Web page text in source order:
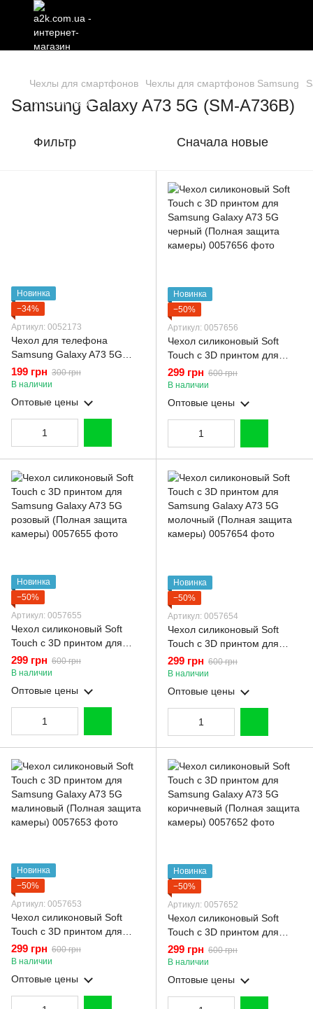
Чехлы для смартфонов Чехлы для смартфонов Samsung
Samsung Galaxy A73 5G (SM-A736B)
Фильтр Сначала новые
Новинка
−34%
Артикул: 0052173
Чехол для телефона
Samsung Galaxy A73 5G
(SM-A736B) карбоновый
противоударный с высокими
бортами черный
199 грн 300 грн
В наличии
Оптовые цены
Новинка
−50%
Артикул: 0057656
Чехол силиконовый Soft
Touch с 3D принтом для
Samsung Galaxy A73 5G
черный (Полная защита
камеры)
299 грн 600 грн
В наличии
Оптовые цены
Новинка
−50%
Артикул: 0057655
Чехол силиконовый Soft
Touch с 3D принтом для
Samsung Galaxy A73 5G
розовый (Полная защита
камеры)
299 грн 600 грн
В наличии
Оптовые цены
Новинка
−50%
Артикул: 0057654
Чехол силиконовый Soft
Touch с 3D принтом для
Samsung Galaxy A73 5G
молочный (Полная защита
камеры)
299 грн 600 грн
В наличии
Оптовые цены
Новинка
−50%
Артикул: 0057653
Чехол силиконовый Soft
Touch с 3D принтом для
Samsung Galaxy A73 5G
малиновый (Полная защита
камеры)
299 грн 600 грн
В наличии
Оптовые цены
Новинка
−50%
Артикул: 0057652
Чехол силиконовый Soft
Touch с 3D принтом для
Samsung Galaxy A73 5G
коричневый (Полная защита
камеры)
299 грн 600 грн
В наличии
Оптовые цены